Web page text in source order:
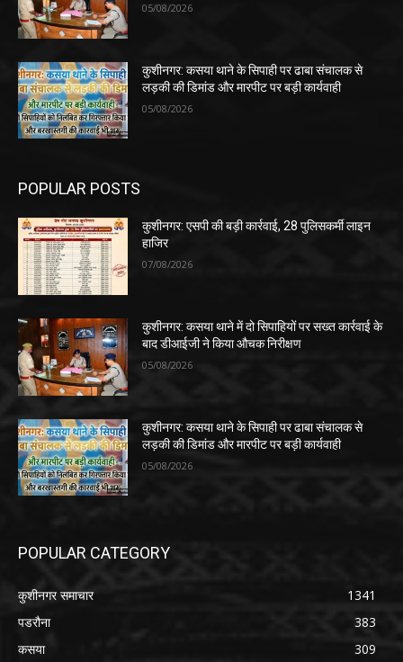
05/08/2026
कुशीनगर: कसया थाने के सिपाही पर ढाबा संचालक से
लड़की की डिमांड और मारपीट पर बड़ी कार्यवाही
05/08/2026
POPULAR POSTS
कुशीनगर: एसपी की बड़ी कार्रवाई, 28 पुलिसकर्मी लाइन
हाजिर
07/08/2026
कुशीनगर: कसया थाने में दो सिपाहियों पर सख्त कार्रवाई के
बाद डीआईजी ने किया औचक निरीक्षण
05/08/2026
कुशीनगर: कसया थाने के सिपाही पर ढाबा संचालक से
लड़की की डिमांड और मारपीट पर बड़ी कार्यवाही
05/08/2026
POPULAR CATEGORY
कुशीनगर समाचार
1341
पडरौना
383
कसया
309